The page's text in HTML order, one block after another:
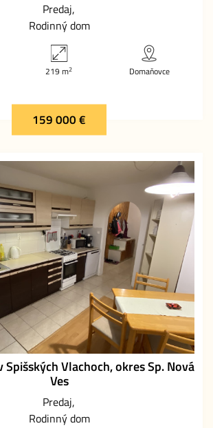
Predaj
Rodinný dom
219 m2 Domaňovce
159 000 €
Spišských Vlachoch, okres Sp. Nová
Ves
Predaj
Rodinný dom